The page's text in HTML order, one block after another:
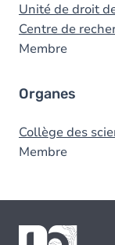
Unité de droit
Centre de
Membre
Organes
Collège des
Membre